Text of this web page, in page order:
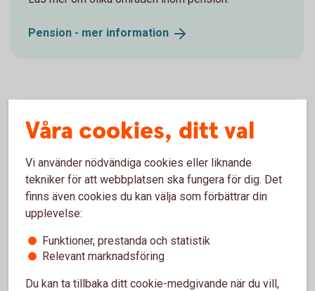
Pension - mer information
Börja pensionsspara
Räkna själv: Så mycket behöver du spara till din
pension
Pensionsspara - räkna ut din
Våra cookies, ditt val
Vi använder nödvändiga cookies eller liknande
tekniker för att webbplatsen ska fungera för dig. Det
finns även cookies du kan välja som förbättrar din
upplevelse:
Funktioner, prestanda och statistik
Relevant marknadsföring
Du kan ta tillbaka ditt cookie-medgivande när du vill,